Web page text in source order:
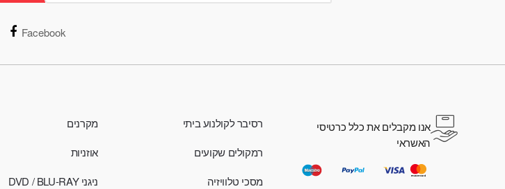
Facebook
אנו מקבלים את כלל כרטיסי
האשראי
רסיבר לקולנוע ביתי
רמקולים שקועים
מסכי טלוויזיה
מקרנים
אוזניות
ניגני DVD / BLU-RAY